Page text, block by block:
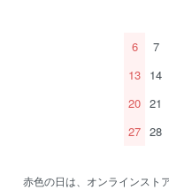
6
7
13 14
20 21
27 28
赤色の日は、オンラインスト